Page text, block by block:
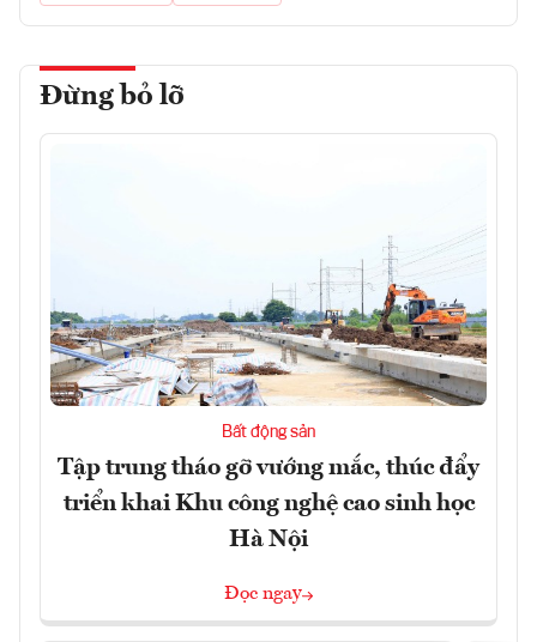
Đừng bỏ lỡ
Bất động sản
Tập trung tháo gỡ vướng mắc, thúc đẩy
triển khai Khu công nghệ cao sinh học
Hà Nội
Đọc ngay